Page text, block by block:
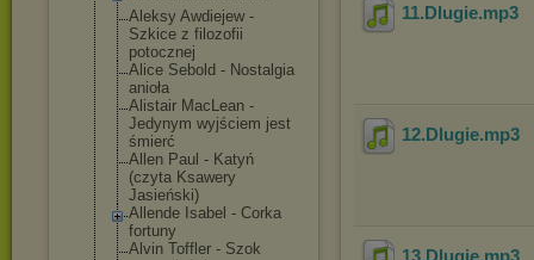
Aleksy Awdiejew -
Szkice z filozofii
potocznej
Alice Sebold - Nostalgia
anioła
Alistair MacLean -
Jedynym wyjściem jest
śmierć
Allen Paul - Katyń
(czyta Ksawery
Jasieński)
Allende Isabel - Corka
fortuny
Alvin Toffler - Szok
11.Dlugie.mp3
12.Dlugie.mp3